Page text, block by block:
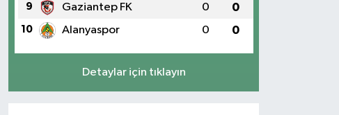
9 Gaziantep FK 0 0
10 Alanyaspor 0 0
Detaylar için tıklayın